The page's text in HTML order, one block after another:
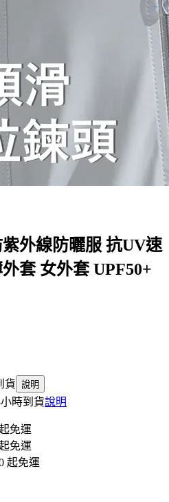
外線防曬服 抗UV速
套 女外套 UPF50+
貨 說明
時到貨說明
免運
免運
起免運